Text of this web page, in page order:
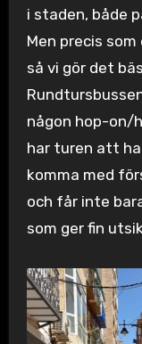
i staden, både
Men precis
så vi gör det
någon hop-on/
har turen att
komma med
och får inte
som ger fin